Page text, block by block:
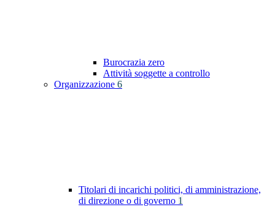
Burocrazia zero
Attività soggette a controllo
Organizzazione 6
Titolari di incarichi politici, di amministrazione,
di direzione o di governo 1